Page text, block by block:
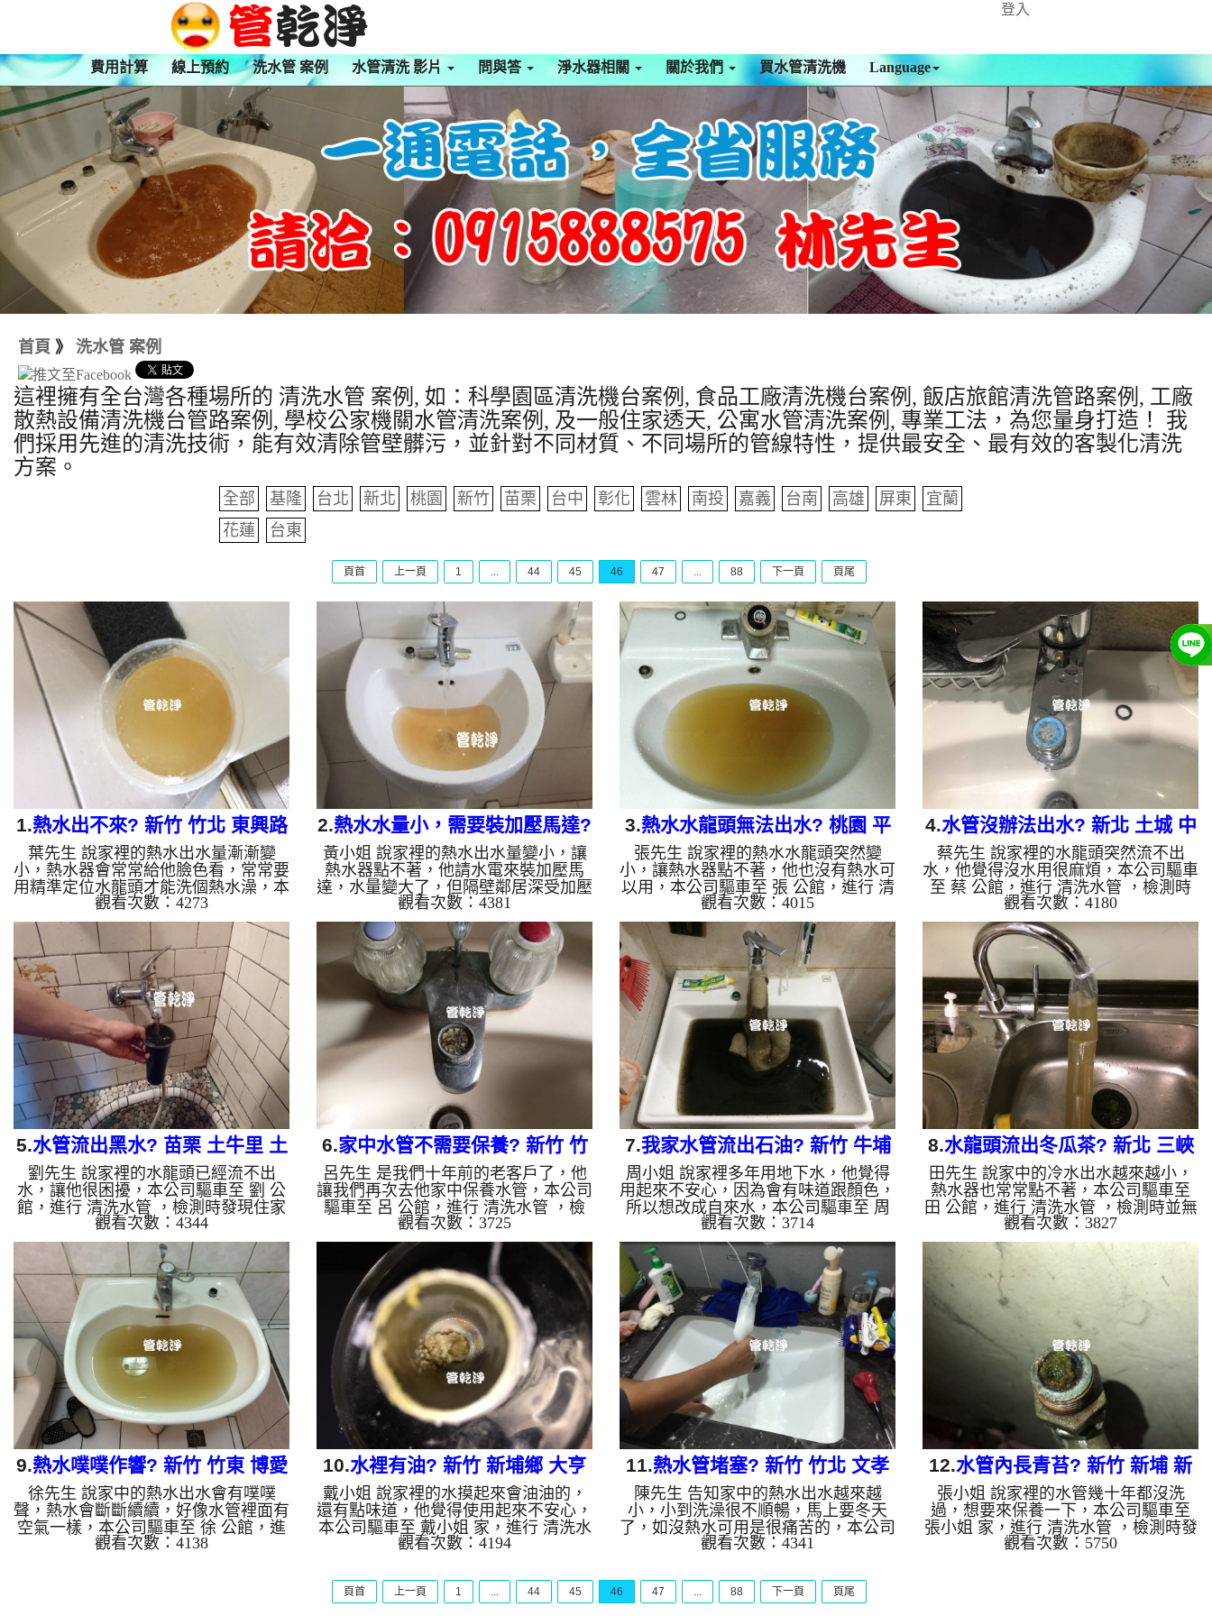
登入
費用計算 線上預約 洗水管 案例 水管清洗 影片 問與答 淨水器相關 關於我們 買水管清洗機 Language
首頁 》 洗水管 案例
這裡擁有全台灣各種場所的 清洗水管 案例, 如：科學園區清洗機台案例, 食品工廠清洗機台案例, 飯店旅館清洗管路案例, 工廠
散熱設備清洗機台管路案例, 學校公家機關水管清洗案例, 及一般住家透天, 公寓水管清洗案例, 專業工法，為您量身打造！ 我
們採用先進的清洗技術，能有效清除管壁髒污，並針對不同材質、不同場所的管線特性，提供最安全、最有效的客製化清洗
方案。
全部 基隆 台北 新北 桃園 新竹 苗栗 台中 彰化 雲林 南投 嘉義 台南 高雄 屏東
宜蘭
花蓮
台東
頁首 上一頁 1 ... 44 45 46 47 ... 88 下一頁 頁尾
1.熱水出不來? 新竹 竹北 東興路
一段 清洗水管
葉先生 說家裡的熱水出水量漸漸變
小，熱水器會常常給他臉色看，常常要
用精準定位水龍頭才能洗個熱水澡，本
公司驅車至 葉 公館，進行 清洗水管
，檢測時無發現甚麼，本公司便架起
高周波水管清洗機，灌入 檸檬酸水 至
管路裡面，等了約15分，開啟 水管清
洗機 ，啟動 螺旋波 模式，一開始就洗
出髒水，顏色越來越濃，源源不絕，越
洗就越髒，劉禮臺下還留了一堆異物，
如下圖及影片，一個小時後， 熱水量
恢復正常了，葉先生不用擔心冬天沒熱
水可用了!! 如是自來水，如水管老化，
會產生鐵鏽跟泥沙堆積，洗出來的水就
會是...
觀看次數：4273
2.熱水水量小，需要裝加壓馬達?
新北 蘆洲 水湳街 水管清洗
黃小姐 說家裡的熱水出水量變小，讓
熱水器點不著，他請水電來裝加壓馬
達，水量變大了，但隔壁鄰居深受加壓
馬達的共振聲音，本公司驅車至 黃小
姐 家，進行 洗水管 ，檢測時發險管壁
上都是紅色管垢，本公司便架起 高周
波水管清洗機，灌入 檸檬酸水 至管路
裡面，等了約15分，開啟 水管清洗機
，啟動 脈衝 模式，一開始就洗出紅色
繡水，顏色越來越濃，源源不絕，越洗
就越髒，如下圖及影片，一個小時後，
熱水量恢復正常了，黃小姐不用開加壓
馬達也能正常用水了!! 如是自來水，如
水管老化，會產生鐵鏽跟泥沙堆積，洗
出...
觀看次數：4381
3.熱水水龍頭無法出水? 桃園 平
鎮區 環南路 洗水管
張先生 說家裡的熱水水龍頭突然變
小，讓熱水器點不著，他也沒有熱水可
以用，本公司驅車至 張 公館，進行 清
洗水管 ，檢測時無發現甚麼，本公司
便架起 高周波水管清洗機，灌入 檸檬
酸水 至管路裡面，等了約15分，開
啟 水管清洗機 ，啟動 脈衝 模式，一
開始就洗出髒水，顏色越來越濃，源源
不絕，越洗就越髒，如下圖及影片，一
個小時後， 熱水量恢復正常了，張先
生有熱水可以洗澡了!! 如是自來水，如
水管老化，會產生鐵鏽跟泥沙堆積，洗
出來的水就會是咖啡色，地下水含有氧
化錳，管壁上會結成黑色管垢，洗出來
觀看次數：4015
4.水管沒辦法出水? 新北 土城 中
央路四段 清洗水管
蔡先生 說家裡的水龍頭突然流不出
水，他覺得沒水用很麻煩，本公司驅車
至 蔡 公館，進行 清洗水管 ，檢測時
發現濾嘴內就都是異物，本公司便架起
高周波水管清洗機，灌入 檸檬酸水 至
管路裡面，等了約15分，開啟 水管清
洗機 ，啟動 脈衝 模式，一開始沒洗出
甚麼，沒多久便出現髒水，顏色越來越
濃，源源不絕，越洗就越髒，如下圖及
影片，一個小時後， 水量恢復正常
了，蔡先生有水可用了!! 如是自來水，
如水管老化，會產生鐵鏽跟泥沙堆積，
洗出來的水就會是咖啡色，地下水含有
氧化錳，管壁上會結成黑色管垢，洗出
來的...
觀看次數：4180
5.水管流出黑水? 苗栗 土牛里 土
牛 水管清洗
劉先生 說家裡的水龍頭已經流不出
水，讓他很困擾，本公司驅車至 劉 公
館，進行 清洗水管 ，檢測時發現住家
是使用地下水，本公司便架起 高周波
水管清洗機，灌入 檸檬酸水 至管路裡
面，等了約15分，開啟 水管清洗機 ，
啟動 脈衝 模式，一開始洗就噴出黑
水，看起來跟石油沒有兩樣，源源不
絕，越洗就越髒，如下圖及影片，四個
小時後， 水量恢復正常了，劉先生有
水可以用了!! 如是自來水，如水管老
化，會產生鐵鏽跟泥沙堆積，洗出來的
水就會是咖啡色，地下水含有氧化錳，
管壁上會結成黑色管垢，洗出來的水會
跟石油一樣...
觀看次數：4344
6.家中水管不需要保養? 新竹 竹
東 東寧路三段 洗水管
呂先生 是我們十年前的老客戶了，他
讓我們再次去他家中保養水管，本公司
驅車至 呂 公館，進行 清洗水管 ，檢
測時就發現濾嘴裡一堆碳酸鈣，本公司
架起 高周波水管清洗機，灌入 檸檬酸
水 至管路裡面，等了約15分，開啟 水
管清洗機 ，啟動 螺旋波 模式，一開始
洗不出什麼，沒多久就洗出黃白色髒
水，源源不絕，越洗就越髒，如下圖電
影片，一個多小時後， 冷水量變大
了，呂先生能安心用水了!! 如是自來
水，如水管老化，會產生鐵鏽跟泥沙堆
積，洗出來的水就會是咖啡色，地下水
含有氧化錳，管壁上會結成黑色管垢，
洗出來...
觀看次數：3725
7.我家水管流出石油? 新竹 牛埔
北路 清洗水管
周小姐 說家裡多年用地下水，他覺得
用起來不安心，因為會有味道跟顏色，
所以想改成自來水，本公司驅車至 周
小姐 家，進行 清洗水管 ，檢測時發現
管壁內都是地下水黑色水垢，本公司架
起 高周波水管清洗機，灌入 檸檬酸
水 至管路裡面，等了約15分，開啟 水
管清洗機 ，啟動 螺旋波 模式，一開始
就洗出黑色髒水，噴出一堆異物，看起
來跟盛產的石油田一樣，黑到發亮，如
下影片，幾小時後， 水管洗乾淨了，
周小姐能安心用水了!! 如是自來水，如
水管老化，會產生鐵鏽跟泥沙堆積，洗
出來的水就會是咖啡色，地下水含有氧
觀看次數：3714
8.水龍頭流出冬瓜茶? 新北 三峽
學勤路 水管清洗
田先生 說家中的冷水出水越來越小，
熱水器也常常點不著，本公司驅車至
田 公館，進行 清洗水管 ，檢測時並無
發現，本公司架起 高周波水管清洗
機，灌入 檸檬酸水 至管路裡面，等了
約15分，開啟 水管清洗機 ，啟動 螺旋
波 模式，一下就洗出黃色髒水，源源
不絕，越洗就越髒，看起來就像冬瓜茶
一樣，如下影片，一個小時後， 冷水
量變大了，熱水器也能正常點著了!! 如
是自來水，如水管老化，會產生鐵鏽跟
泥沙堆積，洗出來的水就會是咖啡色，
地下水含有氧化錳，管壁上會結成黑色
管垢，洗出來的水會跟石油一樣黑，有
些洗...
觀看次數：3827
9.熱水噗噗作響? 新竹 竹東 博愛
街 洗水管
徐先生 說家中的熱水出水會有噗噗
聲，熱水會斷斷續續，好像水管裡面有
空氣一樣，本公司驅車至 徐 公館，進
行 清洗水管 ，檢測時並無發現，本公
觀看次數：4138
10.水裡有油? 新竹 新埔鄉 大亨
路 清洗水管
戴小姐 說家裡的水摸起來會油油的，
還有點味道，他覺得使用起來不安心，
本公司驅車至 戴小姐 家，進行 清洗水
管 ，檢測時發現三角凡爾內都是異
灌入 檸檬酸水 至管路裡面，等了約15
分，開啟 水管清洗機 ，啟動 螺旋
觀看次數：4194
11.熱水管堵塞? 新竹 竹北 文孝
街 水管清洗
陳先生 告知家中的熱水出水越來越
小，小到洗澡很不順暢，馬上要冬天
了，如沒熱水可用是很痛苦的，本公司
驅車至 陳 公館，進行 清洗水管 ，檢
架起 高周波水管清洗機，灌入 檸檬酸
水 至管路裡面，等了約15分，開啟 水
觀看次數：4341
12.水管內長青苔? 新竹 新埔 新
關路 洗水管
張小姐 說家裡的水管幾十年都沒洗
過，想要來保養一下，本公司驅車至
張小姐 家，進行 清洗水管 ，檢測時發
現軟管內長了青苔，本公司架起 高周
觀看次數：5750
頁首 上一頁 1 ... 44 45 46 47 ... 88 下一頁 頁尾